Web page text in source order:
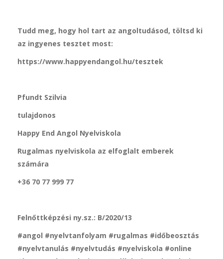
Tudd meg, hogy hol tart az angoltudásod, töltsd ki
az ingyenes tesztet most:
https://www.happyendangol.hu/tesztek
Pfundt Szilvia
tulajdonos
Happy End Angol Nyelviskola
Rugalmas nyelviskola az elfoglalt emberek
számára
+36 70 77 999 77
Felnőttképzési ny.sz.: B/2020/13
#angol #nyelvtanfolyam #rugalmas #időbeosztás
#nyelvtanulás #nyelvtudás #nyelviskola #online